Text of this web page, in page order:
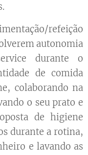
refeição
autonomia
durante o
de comida
colaborando na
o seu prato e
de higiene
durante a rotina,
e lavando as